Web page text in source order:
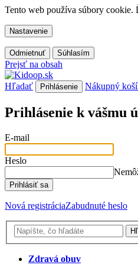
Tento web používa súbory
Nastavenie
Odmietnuť Súhlasím
Prejsť na obsah
Hľadať Prihlásenie Nákupný
Prihlásenie k vášmu
E-mail
Heslo
Prihlásiť sa
Nová registráciaZabudnuté heslo
Zdravá obuv